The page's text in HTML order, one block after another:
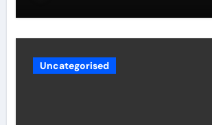
Uncategorised